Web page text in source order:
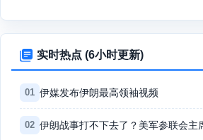
 实时热点 (6小时更新)
01 伊媒发布伊朗最高领袖视频
02